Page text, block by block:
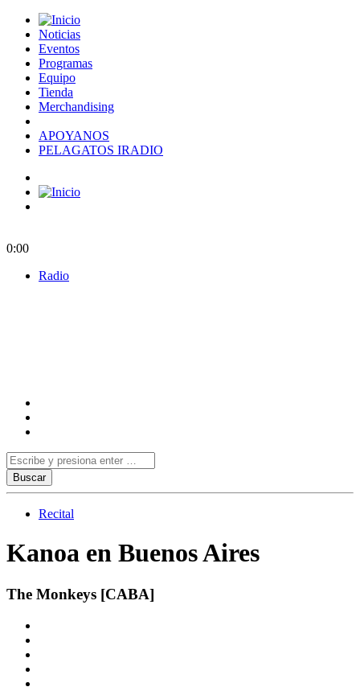
Noticias
Eventos
Programas
Equipo
Tienda
Merchandising
APOYANOS
PELAGATOS IRADIO
0:00
Radio
Recital
Kanoa en Buenos Aires
The Monkeys [CABA]